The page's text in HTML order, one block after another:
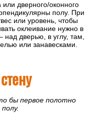
или дверного/оконного
полу. При
или уровень, чтобы
оклеивание нужно в
над дверью, в углу, там,
или занавесками.
бы первое полотно